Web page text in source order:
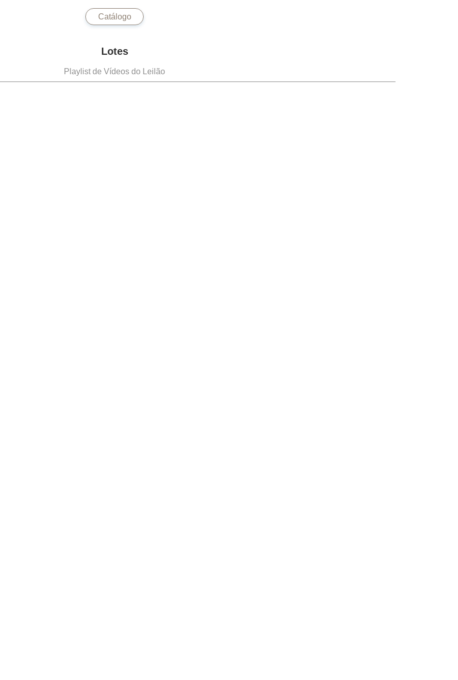
Catálogo
Lotes
Playlist de Vídeos do Leilão